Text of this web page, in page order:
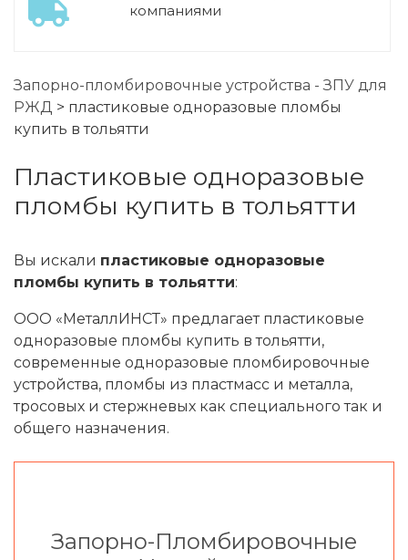
компаниями
Запорно-пломбировочные устройства - ЗПУ для
РЖД > пластиковые одноразовые пломбы
купить в тольятти
пластиковые одноразовые
пломбы купить в тольятти
Вы искали пластиковые одноразовые
пломбы купить в тольятти:
ООО «МеталлИНСТ» предлагает пластиковые
одноразовые пломбы купить в тольятти,
современные одноразовые пломбировочные
устройства, пломбы из пластмасс и металла,
тросовых и стержневых как специального так и
общего назначения.
Запорно-Пломбировочные